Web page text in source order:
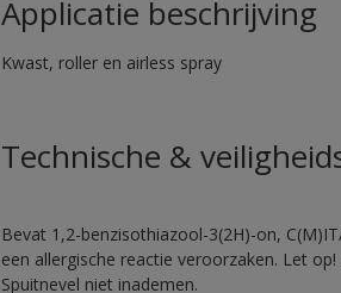
Applicatie beschrijving
Kwast, roller en airless spray
Technische &
Bevat 1,2-benzisothiazool-3(2H)-on,
een allergische reactie veroorzaken. Let
Spuitnevel niet inademen.